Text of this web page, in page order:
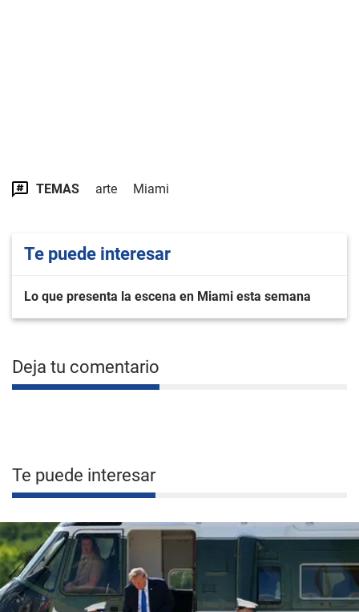
TEMAS arte Miami
Te puede interesar
Lo que presenta la escena en Miami esta semana
Deja tu comentario
Te puede interesar